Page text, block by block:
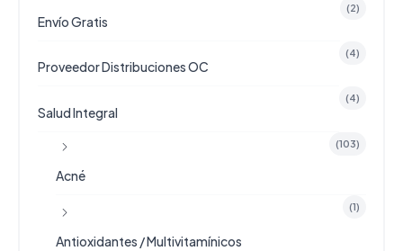
(2)
Envío Gratis
(4)
Proveedor Distribuciones OC
(4)
Salud Integral
(103)
Acné
(1)
Antioxidantes / Multivitamínicos